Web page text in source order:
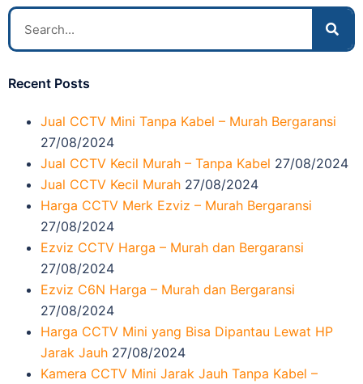
Recent Posts
Jual CCTV Mini Tanpa Kabel – Murah Bergaransi
27/08/2024
Jual CCTV Kecil Murah – Tanpa Kabel 27/08/2024
Jual CCTV Kecil Murah 27/08/2024
Harga CCTV Merk Ezviz – Murah Bergaransi
27/08/2024
Ezviz CCTV Harga – Murah dan Bergaransi
27/08/2024
Ezviz C6N Harga – Murah dan Bergaransi
27/08/2024
Harga CCTV Mini yang Bisa Dipantau Lewat HP
Jarak Jauh 27/08/2024
Kamera CCTV Mini Jarak Jauh Tanpa Kabel –